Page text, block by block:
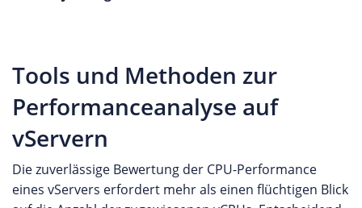
Tools und Methoden zur
Performanceanalyse auf
vServern
Die zuverlässige Bewertung der CPU-Performance
eines vServers erfordert mehr als einen flüchtigen Blick